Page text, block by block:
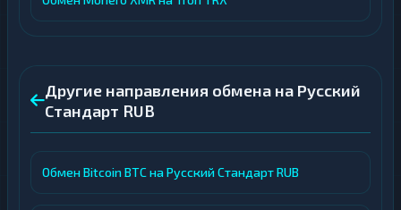
Другие направления обмена на Русский
Стандарт RUB
Обмен Bitcoin BTC на Русский Стандарт RUB